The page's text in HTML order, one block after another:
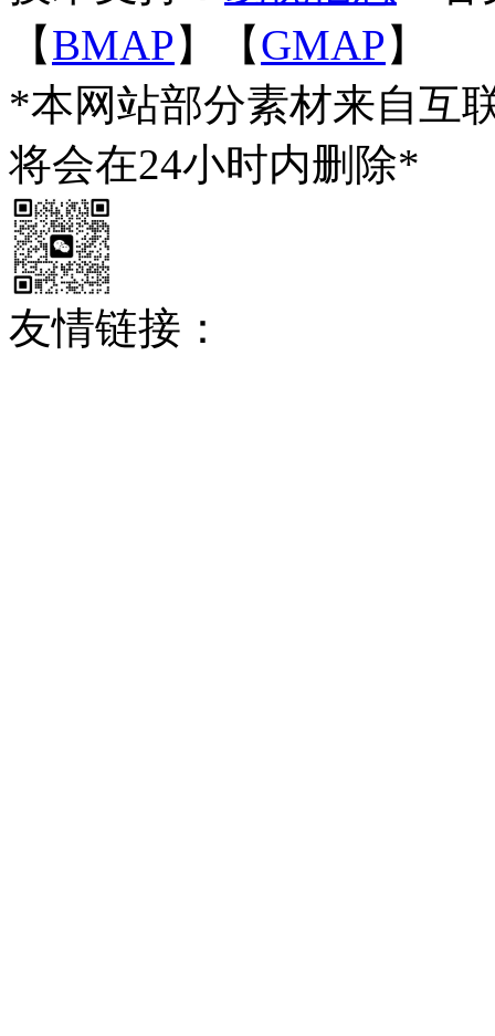
【BMAP】【GMAP】
*本网站部分素材来自互
将会在24小时内删除*
友情链接：